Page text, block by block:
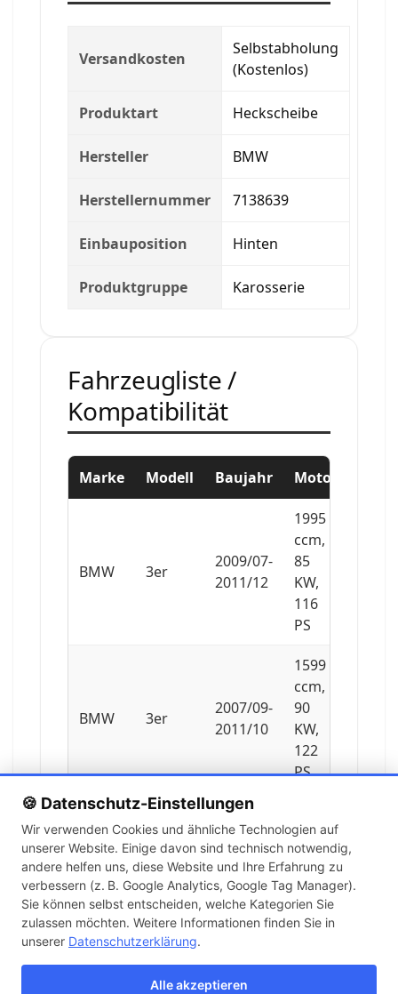
🍪 Datenschutz-Einstellungen
Wir verwenden Cookies und ähnliche Technologien auf
unserer Website. Einige davon sind technisch notwendig,
andere helfen uns, diese Website und Ihre Erfahrung zu
verbessern (z. B. Google Analytics, Google Tag Manager).
Sie können selbst entscheiden, welche Kategorien Sie
zulassen möchten. Weitere Informationen finden Sie in
unserer Datenschutzerklärung.
Alle akzeptieren
Versandkosten
Selbstabholung
(Kostenlos)
Produktart Heckscheibe
Hersteller BMW
Herstellernummer 7138639
Einbauposition Hinten
Produktgruppe Karosserie
Fahrzeugliste /
Kompatibilität
Marke Modell Baujahr Motor
BMW 3er
2009/07-
2011/12
1995
ccm,
85
KW,
116
PS
BMW 3er
2007/09-
2011/10
1599
ccm,
90
KW,
122
PS
BMW 3er
2005/09-
2011/10
ccm,
85
KW,
115
PS